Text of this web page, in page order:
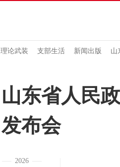
理论武装 支部生活 新闻出版 山
山东省人民
发布会
2026